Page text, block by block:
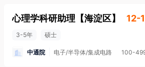
心理学科研助理 【海淀区】 12-
3-5年 硕士
中通院 电子/半导体/集成电路 100-